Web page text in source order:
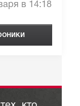
в 14:18